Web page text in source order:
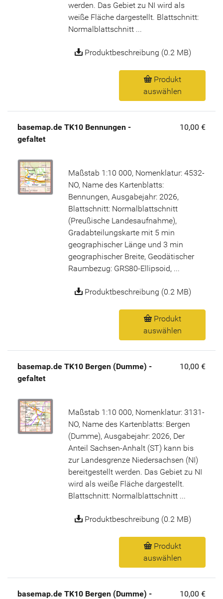
werden. Das Gebiet zu NI wird als
weiße Fläche dargestellt. Blattschnitt:
Normalblattschnitt ...
Produktbeschreibung (0.2 MB)
Produkt
auswählen
basemap.de TK10 Bennungen -
gefaltet
10,00 €
Maßstab 1:10 000, Nomenklatur: 4532-
NO, Name des Kartenblatts:
Bennungen, Ausgabejahr: 2026,
Blattschnitt: Normalblattschnitt
(Preußische Landesaufnahme),
Gradabteilungskarte mit 5 min
geographischer Länge und 3 min
geographischer Breite, Geodätischer
Raumbezug: GRS80-Ellipsoid, ...
Produktbeschreibung (0.2 MB)
Produkt
auswählen
basemap.de TK10 Bergen (Dumme) -
gefaltet
10,00 €
Maßstab 1:10 000, Nomenklatur: 3131-
NO, Name des Kartenblatts: Bergen
(Dumme), Ausgabejahr: 2026, Der
Anteil Sachsen-Anhalt (ST) kann bis
zur Landesgrenze Niedersachsen (NI)
bereitgestellt werden. Das Gebiet zu NI
wird als weiße Fläche dargestellt.
Blattschnitt: Normalblattschnitt ...
Produktbeschreibung (0.2 MB)
Produkt
auswählen
basemap.de TK10 Bergen (Dumme) -
10,00 €